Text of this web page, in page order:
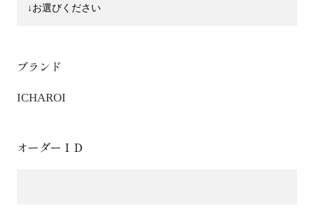
ブランド
ICHAROI
オーダーＩＤ